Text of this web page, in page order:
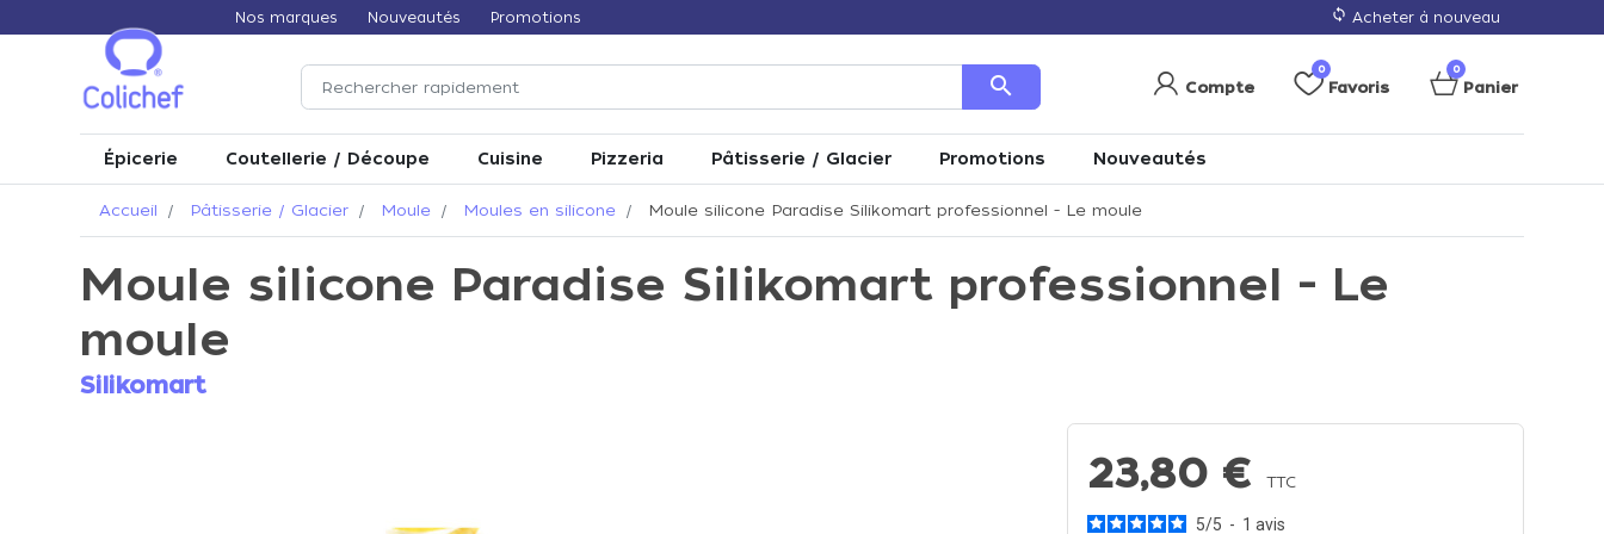
Nos marques Nouveautés Promotions loop Acheter à nouveau
search Compte
0
Favoris
0
Panier
Épicerie Coutellerie / Découpe Cuisine Pizzeria Pâtisserie / Glacier Promotions Nouveautés
Accueil Pâtisserie / Glacier Moule Moules en silicone Moule silicone Paradise Silikomart professionnel - Le moule
Moule silicone Paradise Silikomart professionnel - Le
moule
Silikomart
23,80 € TTC
5/5 - 1 avis